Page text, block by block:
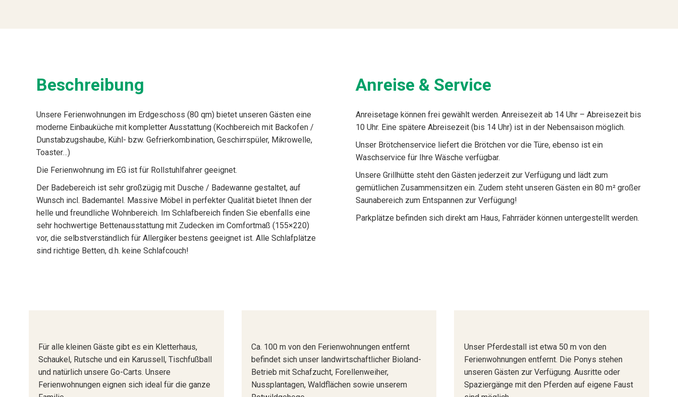
Beschreibung
Unsere Ferienwohnungen im Erdgeschoss (80 qm) bietet unseren Gästen eine
moderne Einbauküche mit kompletter Ausstattung (Kochbereich mit Backofen /
Dunstabzugshaube, Kühl- bzw. Gefrierkombination, Geschirrspüler, Mikrowelle,
Toaster…)
Die Ferienwohnung im EG ist für Rollstuhlfahrer geeignet.
Der Badebereich ist sehr großzügig mit Dusche / Badewanne gestaltet, auf
Wunsch incl. Bademantel. Massive Möbel in perfekter Qualität bietet Ihnen der
helle und freundliche Wohnbereich. Im Schlafbereich finden Sie ebenfalls eine
sehr hochwertige Bettenausstattung mit Zudecken im Comfortmaß (155×220)
vor, die selbstverständlich für Allergiker bestens geeignet ist. Alle Schlafplätze
sind richtige Betten, d.h. keine Schlafcouch!
Anreise & Service
Anreisetage können frei gewählt werden. Anreisezeit ab 14 Uhr – Abreisezeit bis
10 Uhr. Eine spätere Abreisezeit (bis 14 Uhr) ist in der Nebensaison möglich.
Unser Brötchenservice liefert die Brötchen vor die Türe, ebenso ist ein
Waschservice für Ihre Wäsche verfügbar.
Unsere Grillhütte steht den Gästen jederzeit zur Verfügung und lädt zum
gemütlichen Zusammensitzen ein. Zudem steht unseren Gästen ein 80 m² großer
Saunabereich zum Entspannen zur Verfügung!
Parkplätze befinden sich direkt am Haus, Fahrräder können untergestellt werden.
Für alle kleinen Gäste gibt es ein Kletterhaus,
Schaukel, Rutsche und ein Karussell, Tischfußball
und natürlich unsere Go-Carts. Unsere
Ferienwohnungen eignen sich ideal für die ganze
Ca. 100 m von den Ferienwohnungen entfernt
befindet sich unser landwirtschaftlicher Bioland-
Betrieb mit Schafzucht, Forellenweiher,
Nussplantagen, Waldflächen sowie unserem
Unser Pferdestall ist etwa 50 m von den
Ferienwohnungen entfernt. Die Ponys stehen
unseren Gästen zur Verfügung. Ausritte oder
Spaziergänge mit den Pferden auf eigene Faust